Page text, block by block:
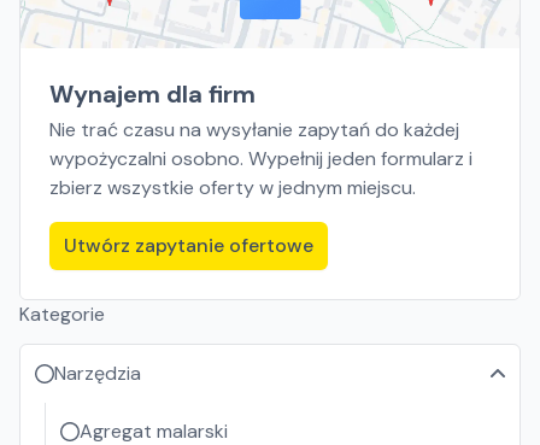
Wynajem dla firm
Nie trać czasu na wysyłanie zapytań do każdej
wypożyczalni osobno. Wypełnij jeden formularz i
zbierz wszystkie oferty w jednym miejscu.
Utwórz zapytanie ofertowe
Kategorie
Narzędzia
Agregat malarski